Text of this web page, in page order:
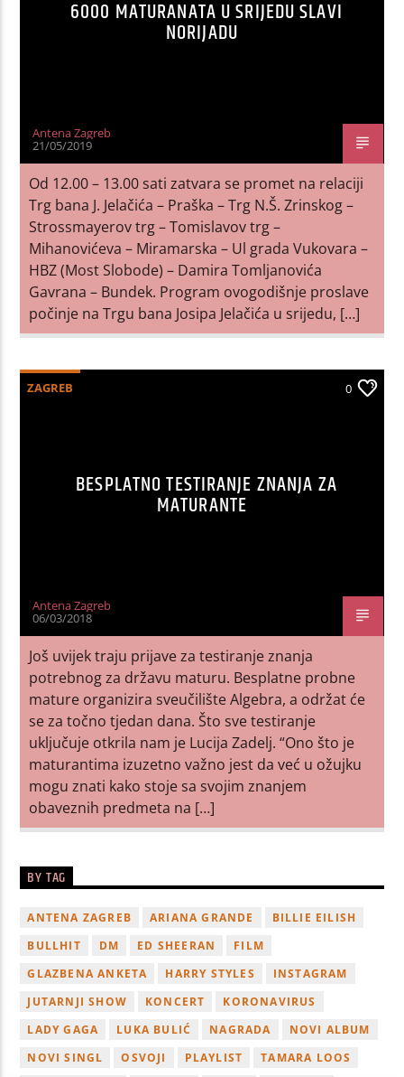
6000 MATURANATA U SRIJEDU SLAVI
NORIJADU
Antena Zagreb
21/05/2019
Od 12.00 – 13.00 sati zatvara se promet na relaciji
Trg bana J. Jelačića – Praška – Trg N.Š. Zrinskog –
Strossmayerov trg – Tomislavov trg –
Mihanovićeva – Miramarska – Ul grada Vukovara –
HBZ (Most Slobode) – Damira Tomljanovića
Gavrana – Bundek. Program ovogodišnje proslave
počinje na Trgu bana Josipa Jelačića u srijedu, […]
ZAGREB 0
BESPLATNO TESTIRANJE ZNANJA ZA
MATURANTE
Antena Zagreb
06/03/2018
Još uvijek traju prijave za testiranje znanja
potrebnog za državu maturu. Besplatne probne
mature organizira sveučilište Algebra, a održat će
se za točno tjedan dana. Što sve testiranje
uključuje otkrila nam je Lucija Zadelj. “Ono što je
maturantima izuzetno važno jest da već u ožujku
mogu znati kako stoje sa svojim znanjem
obaveznih predmeta na […]
BY TAG
ANTENA ZAGREB ARIANA GRANDE
BILLIE EILISH
BULLHIT
DM ED SHEERAN
FILM
GLAZBENA ANKETA
HARRY STYLES
INSTAGRAM
JUTARNJI SHOW
KONCERT
KORONAVIRUS
LADY GAGA
LUKA BULIĆ NAGRADA
NOVI ALBUM
NOVI SINGL
OSVOJI PLAYLIST TAMARA LOOS